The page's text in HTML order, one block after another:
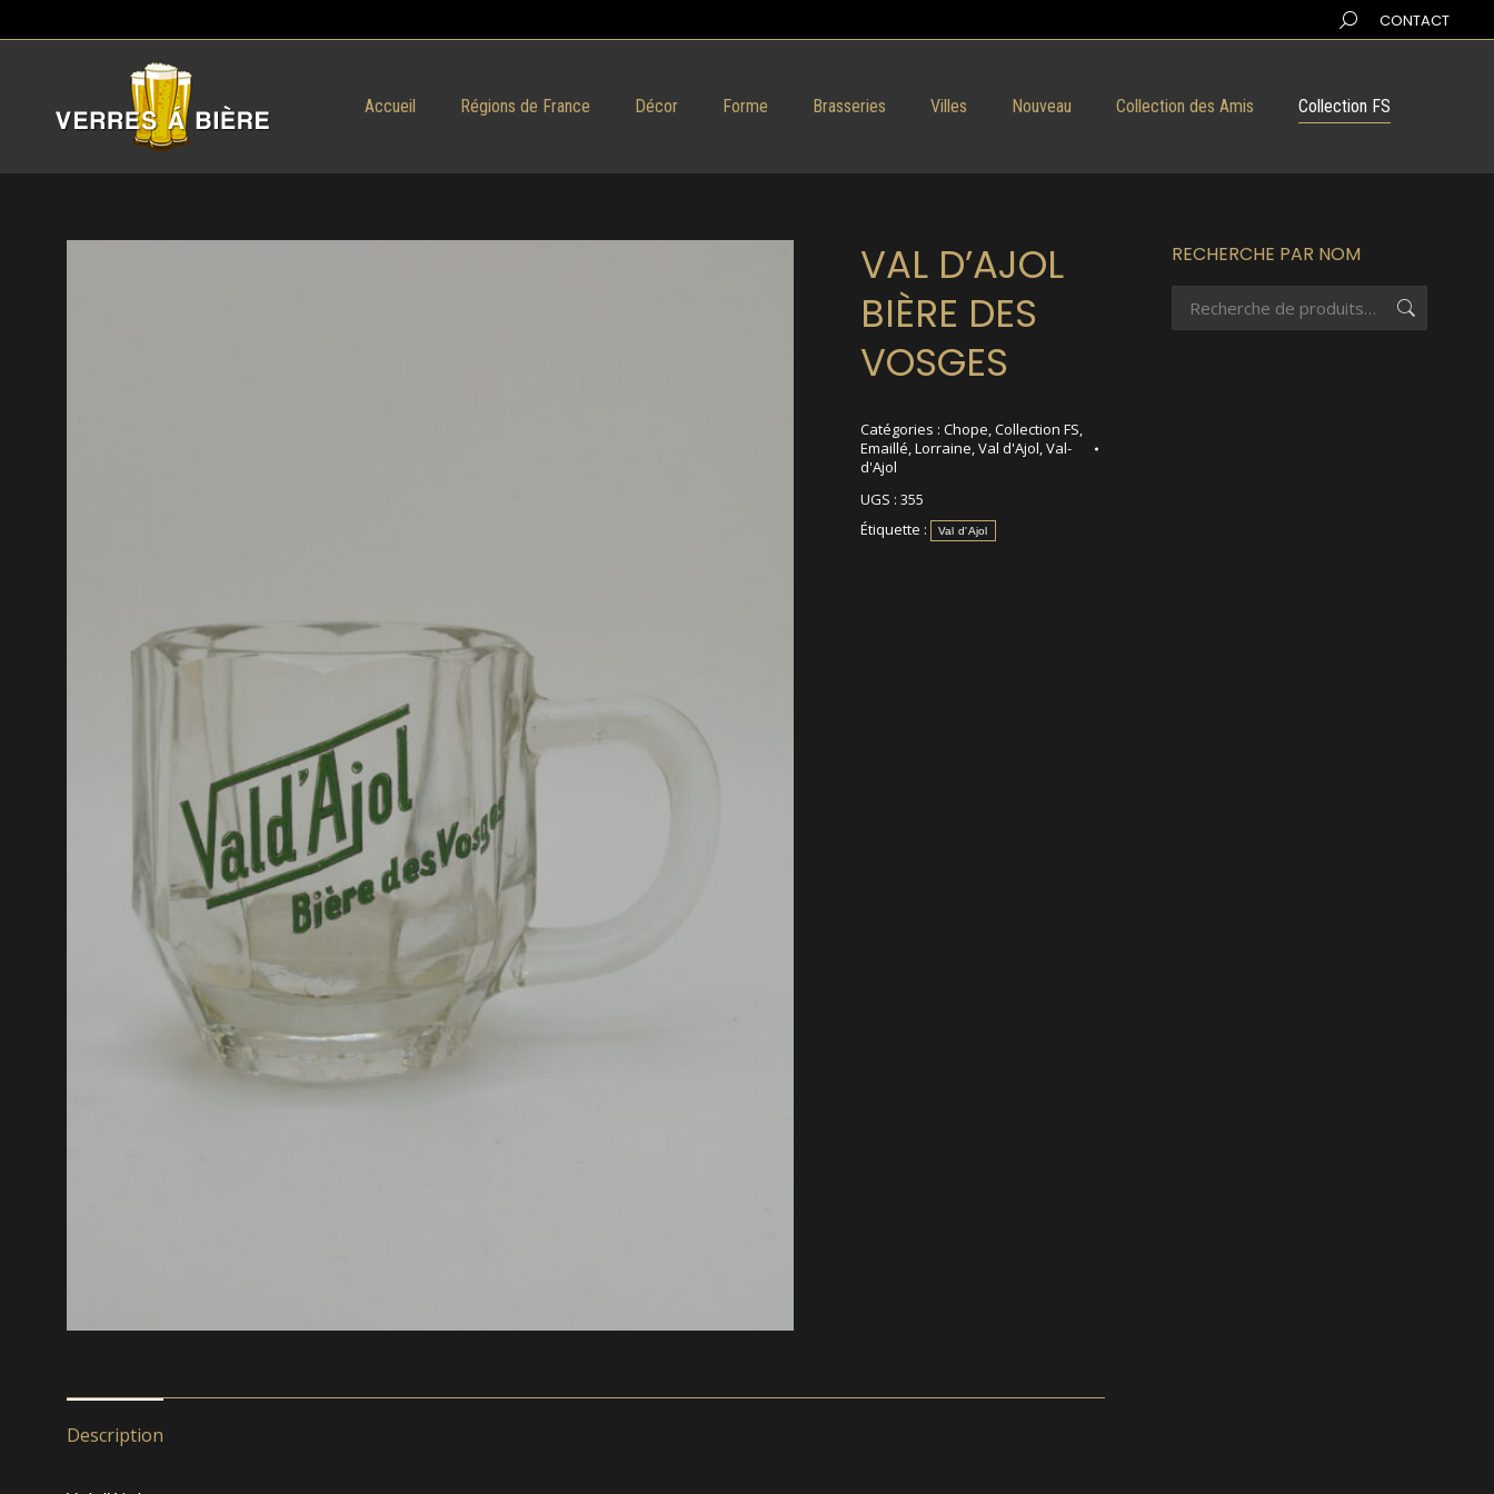
Search:CONTACT
Accueil Régions de France Décor Forme Brasseries Villes Nouveau Collection des Amis Collection FS
VAL D’AJOL
BIÈRE DES
VOSGES
Catégories : Chope,Collection FS,
Emaillé,Lorraine,Val d'Ajol,Val-
d'Ajol
UGS : 355
Étiquette :
Val d'Ajol
Description
RECHERCHE PAR NOM